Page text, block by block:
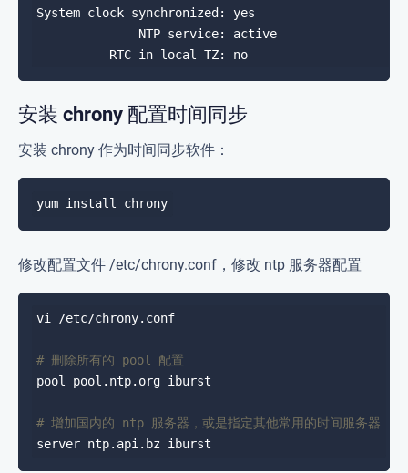
安装 chrony 配置时间同步
安装 chrony 作为时间同步软件：
修改配置文件 /etc/chrony.conf，修改 ntp 服务器配置
# 删除所有的 pool 配置
# 增加国内的 ntp 服务器，或是指定其他常用的时间服务器